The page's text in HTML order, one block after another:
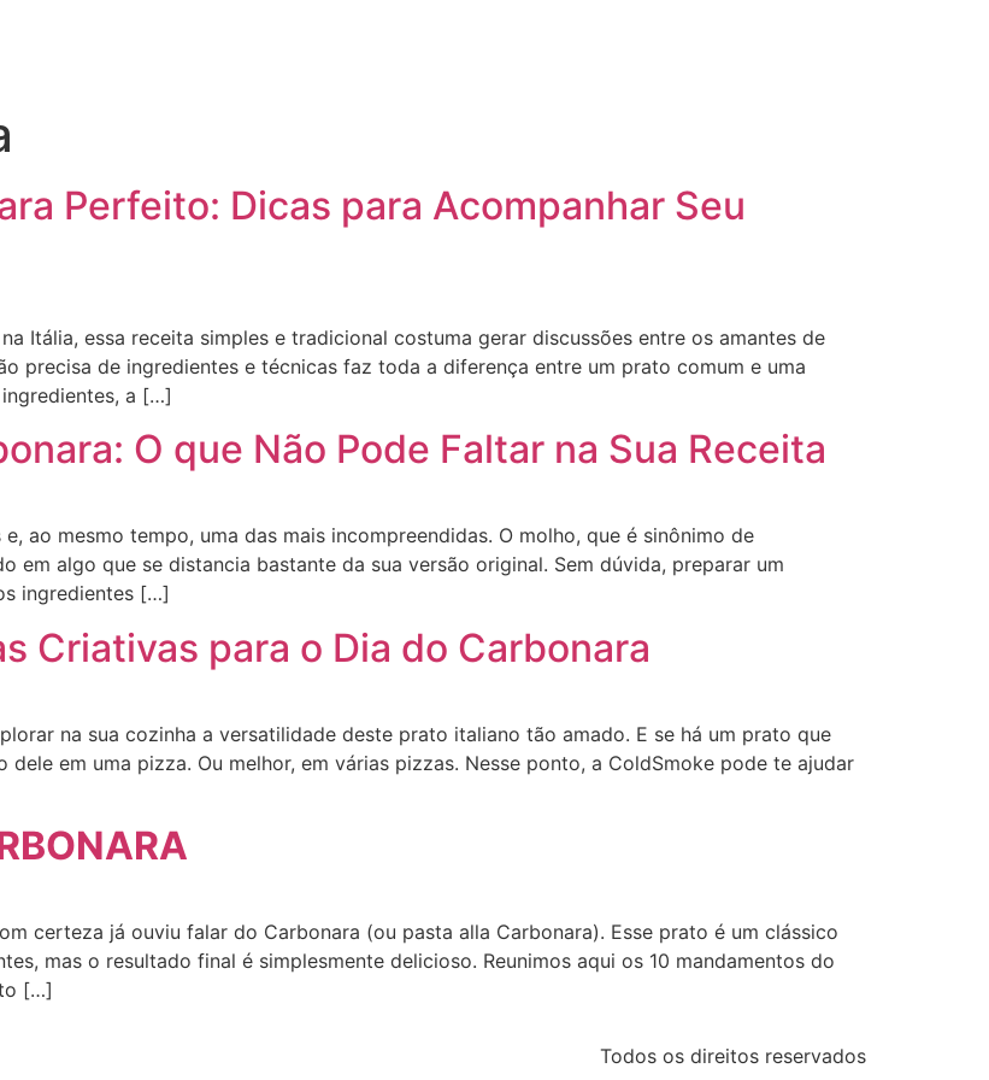
Perfeito: Dicas para Acompanhar Seu
Itália, essa receita simples e tradicional costuma gerar discussões entre os amantes de
precisa de ingredientes e técnicas faz toda a diferença entre um prato comum e uma
a […]
O que Não Pode Faltar na Sua Receita
ao mesmo tempo, uma das mais incompreendidas. O molho, que é sinônimo de
em algo que se distancia bastante da sua versão original. Sem dúvida, preparar um
ingredientes […]
Criativas para o Dia do Carbonara
na sua cozinha a versatilidade deste prato italiano tão amado. E se há um prato que
em uma pizza. Ou melhor, em várias pizzas. Nesse ponto, a ColdSmoke pode te ajudar
certeza já ouviu falar do Carbonara (ou pasta alla Carbonara). Esse prato é um clássico
mas o resultado final é simplesmente delicioso. Reunimos aqui os 10 mandamentos do
[…]
Todos os direitos reservados